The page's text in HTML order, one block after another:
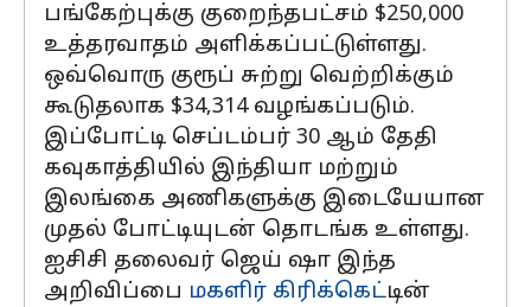
பங்கேற்புக்கு குறைந்தபட்சம் $250,000
உத்தரவாதம் அளிக்கப்பட்டுள்ளது.
ஒவ்வொரு குரூப் சுற்று வெற்றிக்கும்
கூடுதலாக $34,314 வழங்கப்படும்.
இப்போட்டி செப்டம்பர் 30 ஆம் தேதி
கவுகாத்தியில் இந்தியா மற்றும்
இலங்கை அணிகளுக்கு இடையேயான
முதல் போட்டியுடன் தொடங்க உள்ளது.
ஐசிசி தலைவர் ஜெய் ஷா இந்த
அறிவிப்பை மகளிர் கிரிக்கெட்டின்